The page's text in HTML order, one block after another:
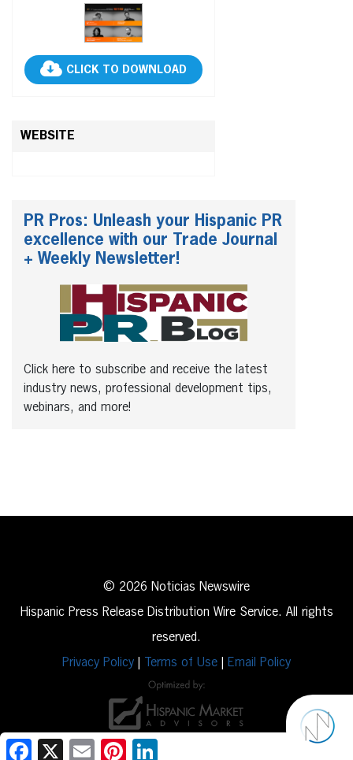
CLICK TO DOWNLOAD
WEBSITE
PR Pros: Unleash your Hispanic PR
excellence with our Trade Journal
+ Weekly Newsletter!
Click here to subscribe and receive the latest
industry news, professional development tips,
webinars, and more!
© 2026 Noticias Newswire
Hispanic Press Release Distribution Wire Service. All rights
reserved.
Privacy Policy
Terms of Use Email Policy
Facebook
X Email Pinterest